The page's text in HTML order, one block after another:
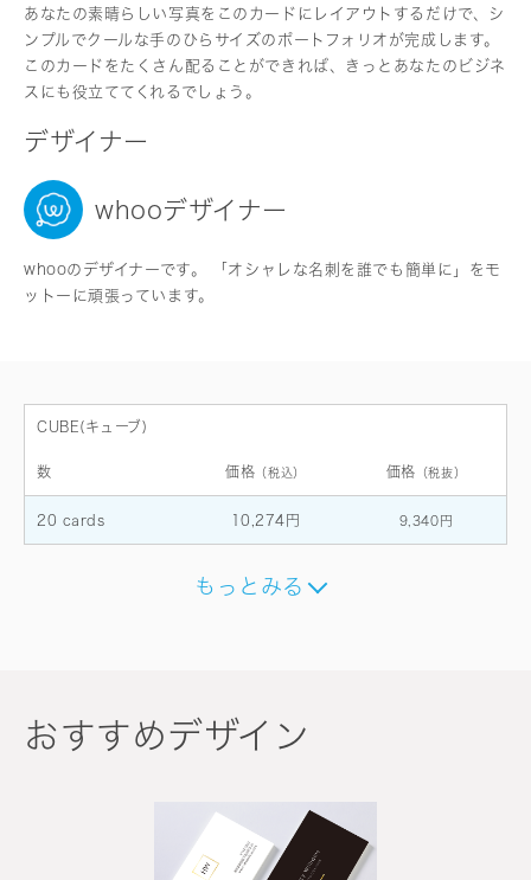
あなたの素晴らしい写真をこのカードにレイアウトするだけで、シ
ンプルでクールな手のひらサイズのポートフォリオが完成します。
このカードをたくさん配ることができれば、きっとあなたのビジネ
スにも役立ててくれるでしょう。
デザイナー
whooデザイナー
whooのデザイナーです。 「オシャレな名刺を誰でも簡単に」をモ
ットーに頑張っています。
CUBE(キューブ)
数 価格 （税込） 価格 （税抜）
20 cards 10,274円 9,340円
もっとみる
おすすめデザイン